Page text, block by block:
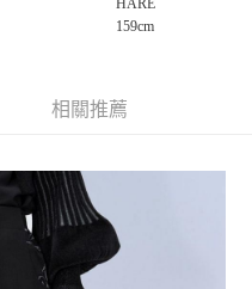
戶可立即使用無須另外申請。
立後會自動跳轉到大哥付的交易
後續交易確認頁面所載為準。
遇審核未通過，訂單將自動取
期」於每月結算日後寄送繳費提
條碼／台灣大直營門市／銀行轉
費。
。
，將跳轉至「AFTEE先享後付」
即可完成結帳。
簡訊。
費
HARE
159cm
相關推薦